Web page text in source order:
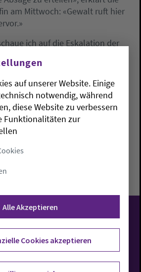
am Mittwoch: «Gewalt ruft hier
ich auf die Eskalation der
Der Raketenbeschuss aus
eine neue Stufe der
in Israel dar», fügte
Gedanken und Gebete sind bei
auf allen Seiten, die keine
tödlichen Gewalt zu
Lutherische
in Oldenburg
auf unserer Website. Einige
notwendig, während
diese Website zu verbessern
Funktionalitäten zur
Alle Akzeptieren
Cookies akzeptieren